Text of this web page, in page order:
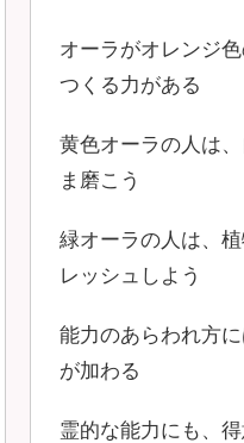
オーラがオレンジ
つくる力がある
黄色オーラの人は
ま磨こう
緑オーラの人は、
レッシュしよう
能力のあらわれ方
が加わる
霊的な能力にも、